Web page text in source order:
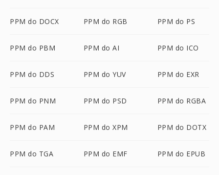
PPM do DOCX PPM do RGB PPM do PS
PPM do PBM PPM do AI PPM do ICO
PPM do DDS PPM do YUV PPM do EXR
PPM do PNM PPM do PSD PPM do RGBA
PPM do PAM PPM do XPM PPM do DOTX
PPM do TGA PPM do EMF PPM do EPUB